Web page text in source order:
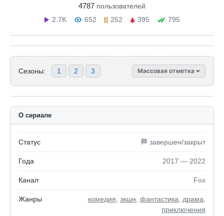
4787 пользователей
2.7K
652 252 395 795
Сезоны: 1 2 3 Массовая отметка
О сериале
Статус 🏁 завершен/закрыт
Года 2017 — 2022
Канал Fox
Жанры комедия экшн фантастика драма
приключения